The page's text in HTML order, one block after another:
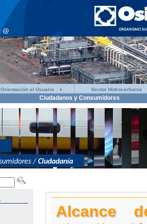
Orientación al Usuario Sector Hidrocarburos
Ciudadanos y Consumidores